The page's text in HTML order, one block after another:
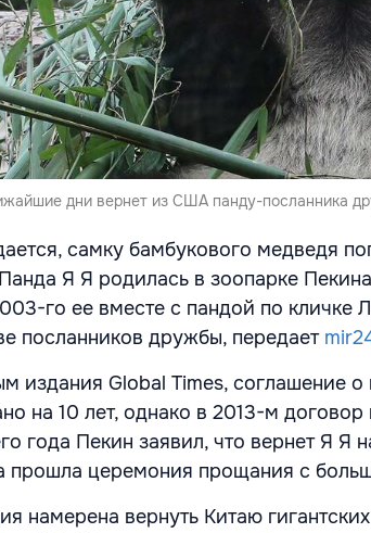
дни вернет из США панду-посланника
самку бамбукового медведя
Я Я родилась в зоопарке
го ее вместе с пандой по
посланников дружбы, передает
издания Global Times, соглашение
на 10 лет, однако в 2013-м
года Пекин заявил, что вернет Я Я
церемония прощания с
намерена вернуть Китаю